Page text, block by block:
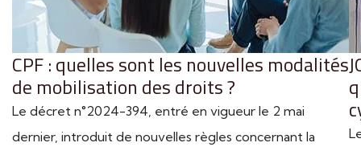
CPF : quelles sont les nouvelles modalités
de mobilisation des droits ?
Le décret n°2024-394, entré en vigueur le 2 mai
dernier, introduit de nouvelles règles concernant la